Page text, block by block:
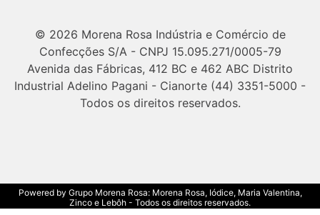
© 2026 Morena Rosa Indústria e Comércio de
Confecções S/A - CNPJ 15.095.271/0005-79
Avenida das Fábricas, 412 BC e 462 ABC Distrito
Industrial Adelino Pagani - Cianorte (44) 3351-5000 -
Todos os direitos reservados.
Powered by Grupo Morena Rosa: Morena Rosa, Iódice, Maria Valentina,
Zinco e Lebôh - Todos os direitos reservados.